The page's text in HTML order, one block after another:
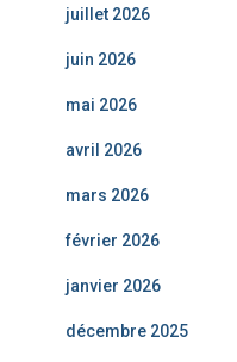
juillet 2026
juin 2026
mai 2026
avril 2026
mars 2026
février 2026
janvier 2026
décembre 2025